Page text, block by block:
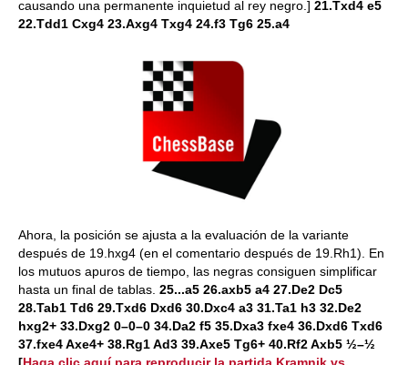
causando una permanente inquietud al rey negro.] 21.Txd4 e5
22.Tdd1 Cxg4 23.Axg4 Txg4 24.f3 Tg6 25.a4
Ahora, la posición se ajusta a la evaluación de la variante
después de 19.hxg4 (en el comentario después de 19.Rh1). En
los mutuos apuros de tiempo, las negras consiguen simplificar
hasta un final de tablas. 25...a5 26.axb5 a4 27.De2 Dc5
28.Tab1 Td6 29.Txd6 Dxd6 30.Dxc4 a3 31.Ta1 h3 32.De2
hxg2+ 33.Dxg2 0–0–0 34.Da2 f5 35.Dxa3 fxe4 36.Dxd6 Txd6
37.fxe4 Axe4+ 38.Rg1 Ad3 39.Axe5 Tg6+ 40.Rf2 Axb5 ½–½